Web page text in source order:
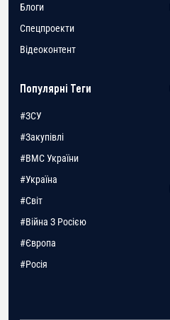
Блоги
Спецпроекти
Відеоконтент
Популярні Теги
#ЗСУ
#Закупівлі
#ВМС України
#Україна
#Світ
#Війна З Росією
#Європа
#Росія